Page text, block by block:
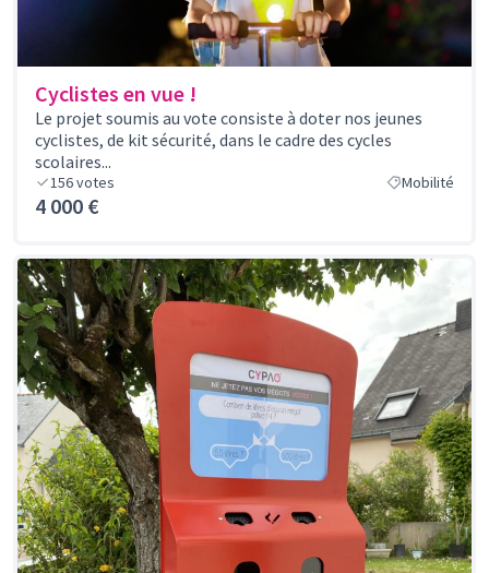
Cyclistes en vue !
Le projet soumis au vote consiste à doter nos jeunes
cyclistes, de kit sécurité, dans le cadre des cycles
scolaires...
156votes Mobilité
4 000 €